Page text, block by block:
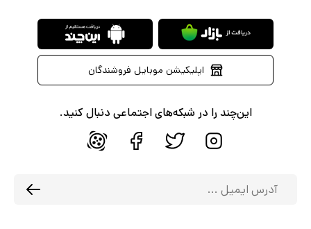
اپلیکیشن موبایل فروشندگان
این‌چند را در شبکه‌های اجتماعی دنبال کنید.